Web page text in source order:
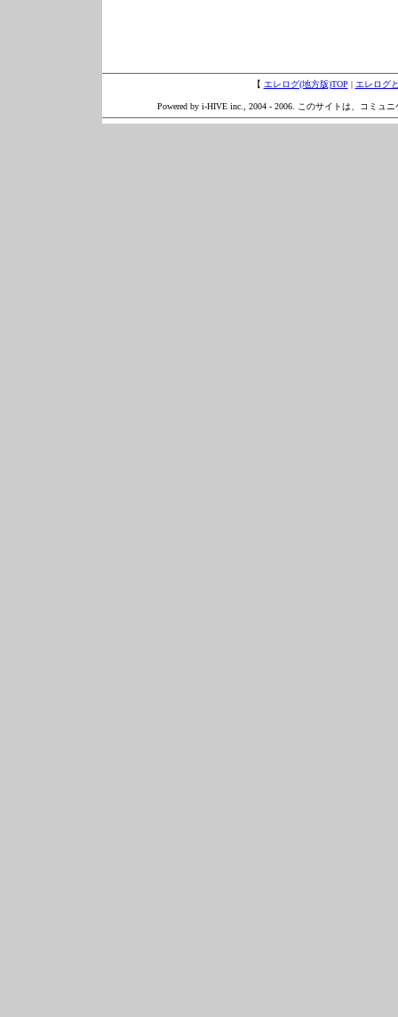
【 エレログ(地方版)TOP | エレログ
Powered by i-HIVE inc., 2004 - 2006. このサイトは、コミュ